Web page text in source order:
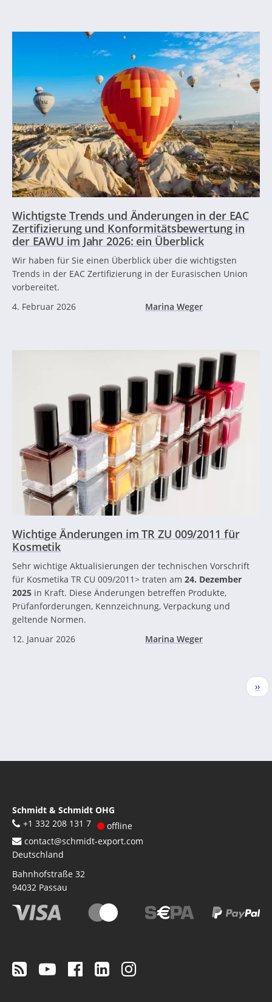
Wichtigste Trends und Änderungen in der EAC
Zertifizierung und Konformitätsbewertung in
der EAWU im Jahr 2026: ein Überblick
Wir haben für Sie einen Überblick über die wichtigsten
Trends in der EAC Zertifizierung in der Eurasischen Union
vorbereitet.
4. Februar 2026
Marina Weger
Wichtige Änderungen im TR ZU 009/2011 für
Kosmetik
Sehr wichtige Aktualisierungen der technischen Vorschrift
für Kosmetika TR CU 009/2011> traten am 24. Dezember
2025 in Kraft. Diese Änderungen betreffen Produkte,
Prüfanforderungen, Kennzeichnung, Verpackung und
geltende Normen.
12. Januar 2026
Marina Weger
››
Schmidt & Schmidt OHG
+1 332 208 131 7
offline
contact@schmidt-export.com
Deutschland
Bahnhofstraße 32
94032 Passau